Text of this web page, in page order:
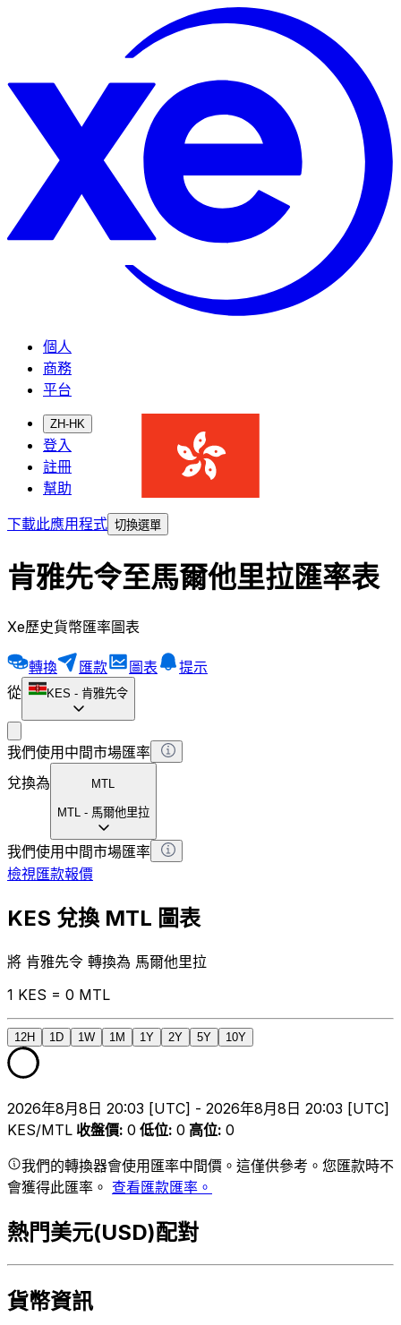
個人
商務
平台
ZH-HK
登入
註冊
幫助
下載此應用程式 切換選單
肯雅先令至馬爾他里拉匯率表
Xe歷史貨幣匯率圖表
轉換 匯款 圖表
提示
從
KES - 肯雅先令
我們使用中間市場匯率
兌換為
MTL
MTL - 馬爾他里拉
我們使用中間市場匯率
檢視匯款報價
KES 兌換 MTL 圖表
將 肯雅先令 轉換為 馬爾他里拉
1 KES = 0 MTL
12H 1D 1W 1M 1Y 2Y 5Y 10Y
2026年8月8日 20:03 [UTC] - 2026年8月8日 20:03 [UTC]
KES/MTL 收盤價: 0 低位: 0 高位: 0
我們的轉換器會使用匯率中間價。這僅供參考。您匯款時不
會獲得此匯率。 查看匯款匯率。
熱門美元(USD)配對
貨幣資訊